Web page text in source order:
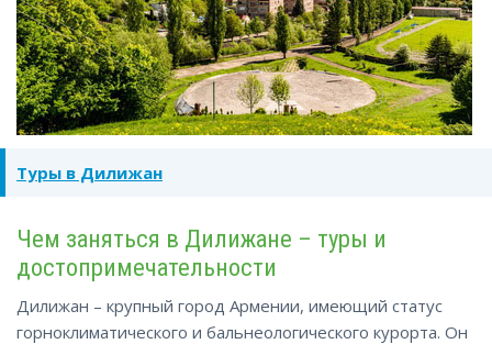
Туры в Дилижан
Чем заняться в Дилижане – туры и
достопримечательности
Дилижан – крупный город Армении, имеющий статус
горноклиматического и бальнеологического курорта. Он